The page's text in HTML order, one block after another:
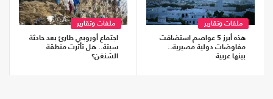
ملفات وتقارير
هذه أبرز 5 عواصم استضافت
مفاوضات دولية مصيرية..
بينها عربية
ملفات وتقارير
اجتماع أوروبي طارئ بعد حادثة
سبتة.. هل تأثرت منطقة
الشنغن؟